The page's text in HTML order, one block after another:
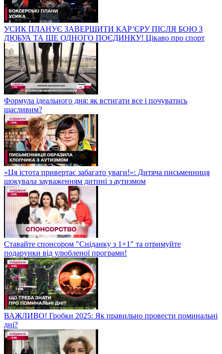
УСИК ПЛАНУЄ ЗАВЕРШИТИ КАР’ЄРУ ПІСЛЯ БОЮ З
ДЮБУА ТА ЩЕ ОДНОГО ПОЄДИНКУ! Цікаво про спорт
Формула ідеального дня: як встигати все і почуватись
щасливим?
«Ця істота привертає забагато уваги!»: Дитяча письменниця
шокувала зауваженням дитині з аутизмом
Ставайте спонсором "Сніданку з 1+1" та отримуйте
подарунки від улюбленої програми!
ВАЖЛИВО! Гробки 2025: Як правильно провести поминальні
дні?